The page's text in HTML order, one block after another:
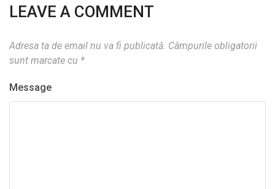
LEAVE A COMMENT
Adresa ta de email nu va fi publicată. Câmpurile obligatorii
sunt marcate cu *
Message